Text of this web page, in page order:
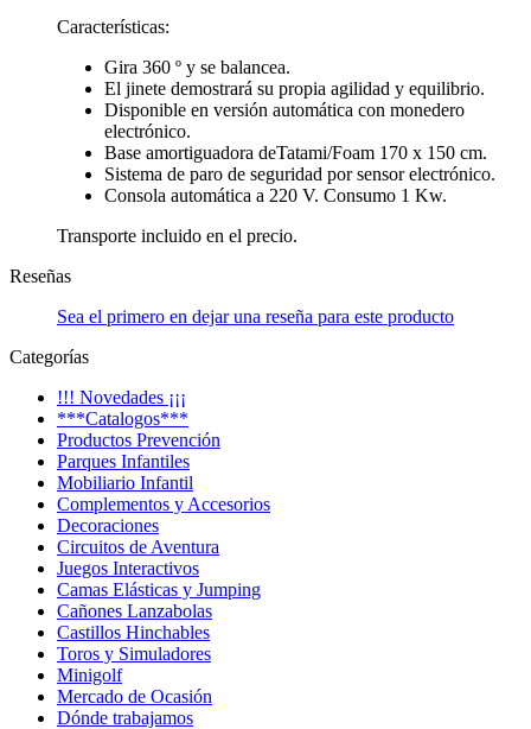
Características:
Gira 360 º y se balancea.
El jinete demostrará su propia agilidad y equilibrio.
Disponible en versión automática con monedero
electrónico.
Base amortiguadora deTatami/Foam 170 x 150 cm.
Sistema de paro de seguridad por sensor electrónico.
Consola automática a 220 V. Consumo 1 Kw.
Transporte incluido en el precio.
Reseñas
Sea el primero en dejar una reseña para este producto
Categorías
!!! Novedades ¡¡¡
***Catalogos***
Productos Prevención
Parques Infantiles
Mobiliario Infantil
Complementos y Accesorios
Decoraciones
Circuitos de Aventura
Juegos Interactivos
Camas Elásticas y Jumping
Cañones Lanzabolas
Castillos Hinchables
Toros y Simuladores
Minigolf
Mercado de Ocasión
Dónde trabajamos